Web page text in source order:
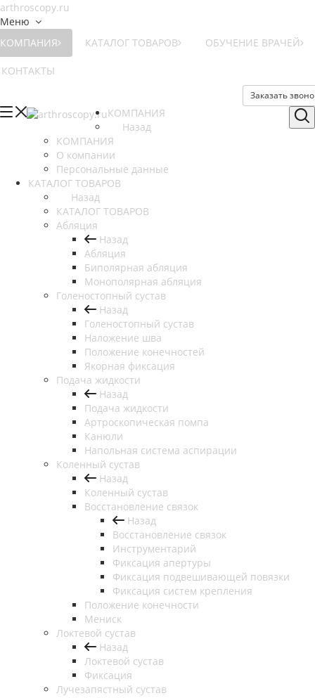
Меню
КОМПАНИЯ
КАТАЛОГ ТОВАРОВ ОБУЧЕНИЕ ВРАЧЕЙ
КОНТАКТЫ
Заказать
КОМПАНИЯ
Назад
КОМПАНИЯ
О компании
Персональные данные
КАТАЛОГ ТОВАРОВ
Назад
КАТАЛОГ ТОВАРОВ
Абляция
Назад
Абляция
Биполярная абляция
Монополярная абляция
Голеностопный сустав
Назад
Голеностопный сустав
Наложение шва
Положение конечностей
Якорная фиксация
Подача жидкости
Назад
Подача жидкости
Артроскопическая помпа
Канюли
Напольная система аспирации
Коленный сустав
Назад
Коленный сустав
Восстановление связок
Назад
Восстановление связок
Инструментарий
Фиксация апертуры
Фиксация подвешивающей повязки
Фиксация систем крепления
Положение конечности
Мениск
Локтевой сустав
Назад
Локтевой сустав
Фиксация
Лучезапястный сустав